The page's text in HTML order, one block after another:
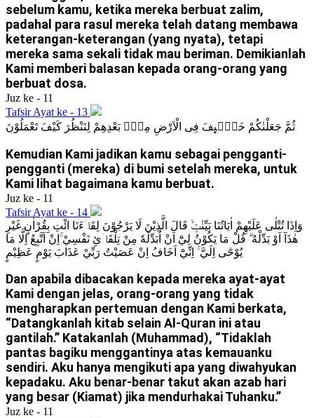
sebelum kamu, ketika mereka berbuat zalim,
padahal para rasul mereka telah datang membawa
keterangan-keterangan (yang nyata), tetapi
mereka sama sekali tidak mau beriman. Demikianlah
Kami memberi balasan kepada orang-orang yang
berbuat dosa.
Juz ke - 11
Tafsir Ayat ke - 13
ثُمَّ جَعَلْنٰكُمْ خَلٰۤىِٕفَ فِى الْاَرْضِ مِنْۢ بَعْدِهِمْ لِنَنْظُرَ كَيْفَ تَعْمَلُوْنَ
Kemudian Kami jadikan kamu sebagai pengganti-
pengganti (mereka) di bumi setelah mereka, untuk
Kami lihat bagaimana kamu berbuat.
Juz ke - 11
Tafsir Ayat ke - 14
وَاِذَا تُتْلٰى عَلَيْهِمْ اٰيَاتُنَا بَيِّنٰتٍۙ قَالَ الَّذِيْنَ لَا يَرْجُوْنَ لِقَاۤءَنَا ائْتِ بِقُرْاٰنٍ غَيْرِ
هٰذَآ اَوْ بَدِّلْهُ ۗ قُلْ مَا يَكُوْنُ لِيْٓ اَنْ اُبَدِّلَهٗ مِنْ تِلْقَاۤئِ نَفْسِيْ ۚاِنْ اَتَّبِعُ اِلَّا مَا
يُوْحٰٓى اِلَيَّ ۚ اِنِّيْٓ اَخَافُ اِنْ عَصَيْتُ رَبِّيْ عَذَابَ يَوْمٍ عَظِيْمٍ
Dan apabila dibacakan kepada mereka ayat-ayat
Kami dengan jelas, orang-orang yang tidak
mengharapkan pertemuan dengan Kami berkata,
“Datangkanlah kitab selain Al-Quran ini atau
gantilah.” Katakanlah (Muhammad), “Tidaklah
pantas bagiku menggantinya atas kemauanku
sendiri. Aku hanya mengikuti apa yang diwahyukan
kepadaku. Aku benar-benar takut akan azab hari
yang besar (Kiamat) jika mendurhakai Tuhanku.”
Juz ke - 11